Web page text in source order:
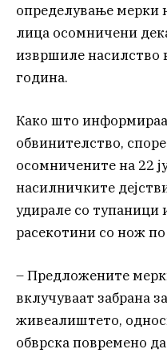
определување мерки
лица осомничени
извршиле насилство
година.
Како што
обвинителство,
осомничените на 22
насилничките
удирале со тупаници
расекотини со нож
– Предложените
вклучуваат забрана
живеалиштето,
обврска повремено да